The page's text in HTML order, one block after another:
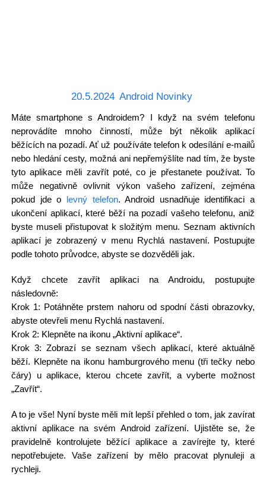
20.5.2024 Android Novinky
Máte smartphone s Androidem? I když na svém telefonu
neprovádíte mnoho činností, může být několik aplikací
běžících na pozadí. Ať už používáte telefon k odesílání e-mailů
nebo hledání cesty, možná ani nepřemýšlíte nad tím, že byste
tyto aplikace měli zavřít poté, co je přestanete používat. To
může negativně ovlivnit výkon vašeho zařízení, zejména
pokud jde o levný telefon. Android usnadňuje identifikaci a
ukončení aplikací, které běží na pozadí vašeho telefonu, aniž
byste museli přistupovat k složitým menu. Seznam aktivních
aplikací je zobrazený v menu Rychlá nastavení. Postupujte
podle tohoto průvodce, abyste se dozvěděli jak.
Když chcete zavřít aplikaci na Androidu, postupujte
následovně:
Krok 1: Potáhněte prstem nahoru od spodní části obrazovky,
abyste otevřeli menu Rychlá nastavení.
Krok 2: Klepněte na ikonu „Aktivní aplikace“.
Krok 3: Zobrazí se seznam všech aplikací, které aktuálně
běží. Klepněte na ikonu hamburgrového menu (tři tečky nebo
čáry) u aplikace, kterou chcete zavřít, a vyberte možnost
„Zavřít“.
A to je vše! Nyní byste měli mít lepší přehled o tom, jak zavírat
aktivní aplikace na svém Android zařízení. Ujistěte se, že
pravidelně kontrolujete běžící aplikace a zavírejte ty, které
nepotřebujete. Vaše zařízení by mělo pracovat plynuleji a
rychleji.